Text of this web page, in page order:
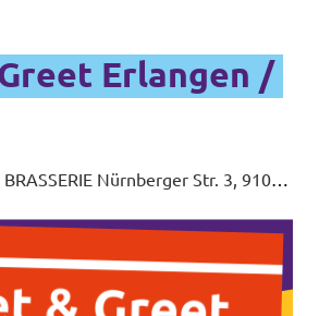
Erlangen /
BRASSERIE Nürnberger Str. 3, 91054